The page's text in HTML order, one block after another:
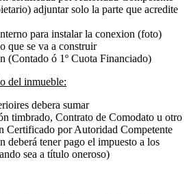
adjuntar solo la parte que acredite
para instalar la conexion (foto)
que se va a construir
(Contado ó 1º Cuota Financiado)
del inmueble:
debera sumar
timbrado, Contrato de Comodato u otro
Certificado por Autoridad Competente
deberá tener pago el impuesto a los
sea a título oneroso)